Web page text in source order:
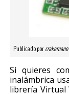
Publicado porcrakernano
Si quieres
inalámbrica
librería Virtual